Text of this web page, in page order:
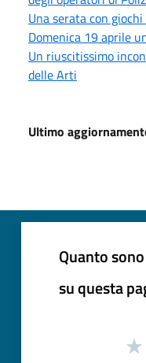
Una serata con
Domenica 19 aprile
Un riuscitissimo
delle Arti
Ultimo
Quanto
su questa